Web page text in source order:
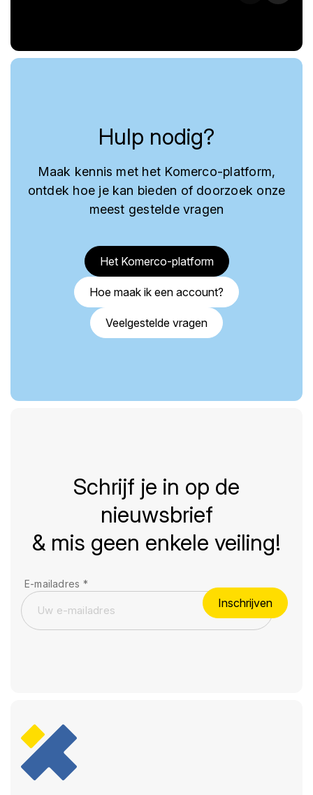
Hulp nodig?
Maak kennis met het Komerco-platform,
ontdek hoe je kan bieden of doorzoek onze
meest gestelde vragen
Het Komerco-platform
Hoe maak ik een account?
Veelgestelde vragen
Schrijf je in op de
nieuwsbrief
& mis geen enkele veiling!
E-mailadres *
Inschrijven